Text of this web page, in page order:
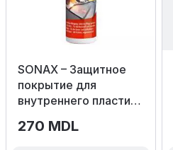
SONAX – Защитное
покрытие для
внутреннего пластика
270 MDL